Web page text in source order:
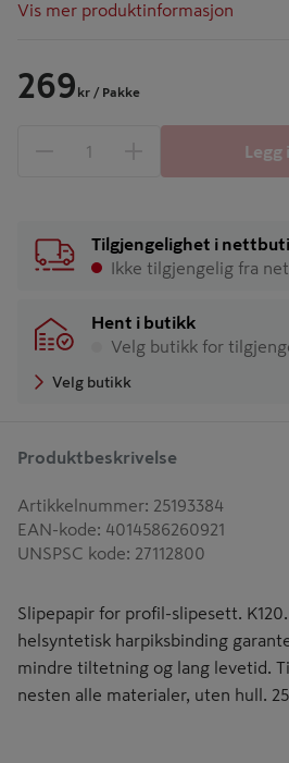
Vis mer produktinformasjon
269 kr / Pakke
1 produkter
Tilgjengelighet i
Ikke tilgjengelig fra
Hent i butikk
Velg butikk for
Velg butikk
Produktbeskrivelse
Artikkelnummer: 25193384
EAN-kode: 4014586260921
UNSPSC kode: 27112800
Slipepapir for profil-slipesett.
helsyntetisk harpiksbinding
mindre tiltetning og lang levetid.
nesten alle materialer, uten hull.